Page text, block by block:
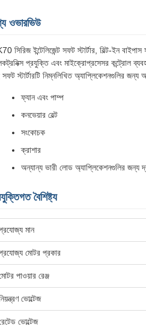
ওভারভিউ
সিরিজ ইন্টেলিজেন্ট সফট স্টার্টার, বিল্ট-ইন
প্রযুক্তি এবং মাইক্রোপ্রসেসর কন্ট্রোল
স্টার্টারটি নিম্নলিখিত অ্যাপ্লিকেশনগুলির জন্য
ফ্যান এবং পাম্প
কনভেয়ার বেল্ট
সংকোচক
ক্রাশার
অন্যান্য ভারী লোড অ্যাপ্লিকেশনগুলির জন্য
বৈশিষ্ট্য
মান
মোটর প্রকার
পাওয়ার রেঞ্জ
ভোল্টেজ
ভোল্টেজ